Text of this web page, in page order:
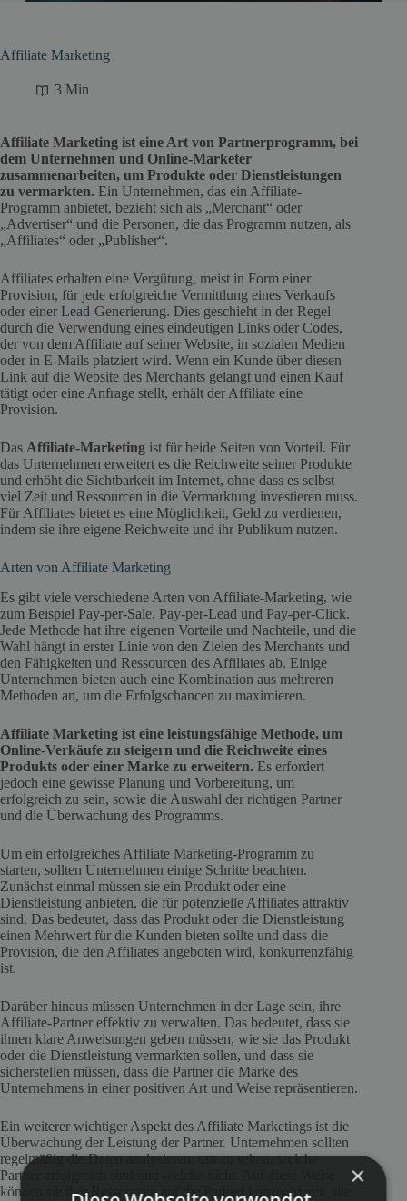
Affiliate Marketing
3 Min
Affiliate Marketing ist eine Art von Partnerprogramm, bei
dem Unternehmen und Online-Marketer
zusammenarbeiten, um Produkte oder Dienstleistungen
zu vermarkten. Ein Unternehmen, das ein Affiliate-
Programm anbietet, bezieht sich als „Merchant“ oder
„Advertiser“ und die Personen, die das Programm nutzen, als
„Affiliates“ oder „Publisher“.
Affiliates erhalten eine Vergütung, meist in Form einer
Provision, für jede erfolgreiche Vermittlung eines Verkaufs
oder einer Lead-Generierung. Dies geschieht in der Regel
durch die Verwendung eines eindeutigen Links oder Codes,
der von dem Affiliate auf seiner Website, in sozialen Medien
oder in E-Mails platziert wird. Wenn ein Kunde über diesen
Link auf die Website des Merchants gelangt und einen Kauf
tätigt oder eine Anfrage stellt, erhält der Affiliate eine
Provision.
Das Affiliate-Marketing ist für beide Seiten von Vorteil. Für
das Unternehmen erweitert es die Reichweite seiner Produkte
und erhöht die Sichtbarkeit im Internet, ohne dass es selbst
viel Zeit und Ressourcen in die Vermarktung investieren muss.
Für Affiliates bietet es eine Möglichkeit, Geld zu verdienen,
indem sie ihre eigene Reichweite und ihr Publikum nutzen.
Arten von Affiliate Marketing
Es gibt viele verschiedene Arten von Affiliate-Marketing, wie
zum Beispiel Pay-per-Sale, Pay-per-Lead und Pay-per-Click.
Jede Methode hat ihre eigenen Vorteile und Nachteile, und die
Wahl hängt in erster Linie von den Zielen des Merchants und
den Fähigkeiten und Ressourcen des Affiliates ab. Einige
Unternehmen bieten auch eine Kombination aus mehreren
Methoden an, um die Erfolgschancen zu maximieren.
Affiliate Marketing ist eine leistungsfähige Methode, um
Online-Verkäufe zu steigern und die Reichweite eines
Produkts oder einer Marke zu erweitern. Es erfordert
jedoch eine gewisse Planung und Vorbereitung, um
erfolgreich zu sein, sowie die Auswahl der richtigen Partner
und die Überwachung des Programms.
Um ein erfolgreiches Affiliate Marketing-Programm zu
starten, sollten Unternehmen einige Schritte beachten.
Zunächst einmal müssen sie ein Produkt oder eine
Dienstleistung anbieten, die für potenzielle Affiliates attraktiv
sind. Das bedeutet, dass das Produkt oder die Dienstleistung
einen Mehrwert für die Kunden bieten sollte und dass die
Provision, die den Affiliates angeboten wird, konkurrenzfähig
ist.
Darüber hinaus müssen Unternehmen in der Lage sein, ihre
Affiliate-Partner effektiv zu verwalten. Das bedeutet, dass sie
ihnen klare Anweisungen geben müssen, wie sie das Produkt
oder die Dienstleistung vermarkten sollen, und dass sie
sicherstellen müssen, dass die Partner die Marke des
Unternehmens in einer positiven Art und Weise repräsentieren.
Ein weiterer wichtiger Aspekt des Affiliate Marketings ist die
Überwachung der Leistung der Partner. Unternehmen sollten
regelmäßig die Daten analysieren, um zu sehen, welche
Partner erfolgreich sind und welche nicht. Auf diese Weise
können sie ihre Ressourcen auf die Partner konzentrieren, die
×